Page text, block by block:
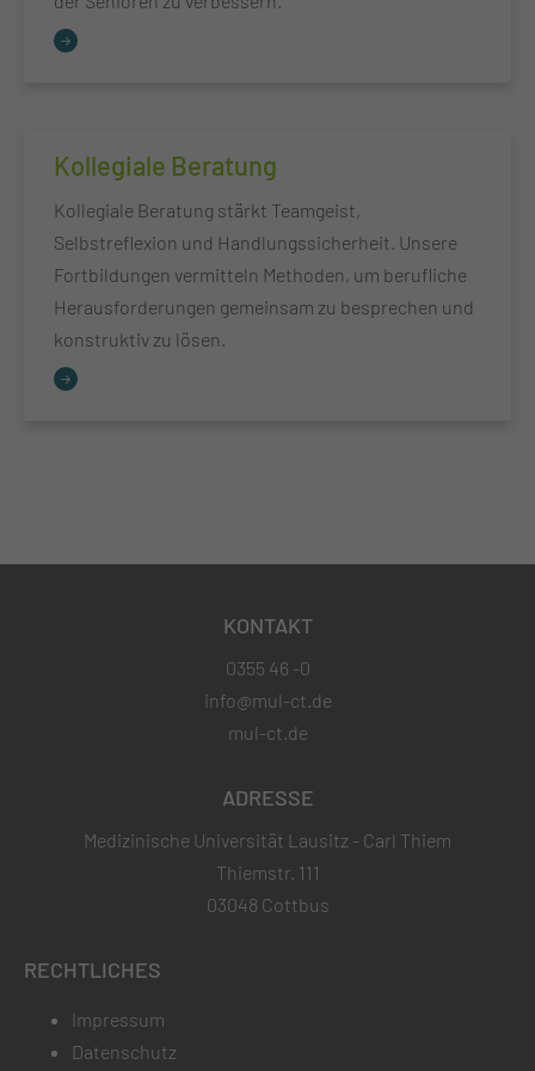
Kollegiale Beratung
Kollegiale Beratung stärkt Teamgeist,
Selbstreflexion und Handlungssicherheit. Unsere
Fortbildungen vermitteln Methoden, um berufliche
Herausforderungen gemeinsam zu besprechen und
konstruktiv zu lösen.
KONTAKT
0355 46 -0
info@mul-ct.de
mul-ct.de
ADRESSE
Medizinische Universität Lausitz - Carl Thiem
Thiemstr. 111
03048 Cottbus
RECHTLICHES
Impressum
Datenschutz